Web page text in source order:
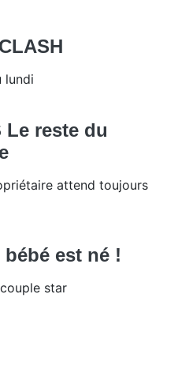
lundi
Le reste du
attend toujours
est né !
star